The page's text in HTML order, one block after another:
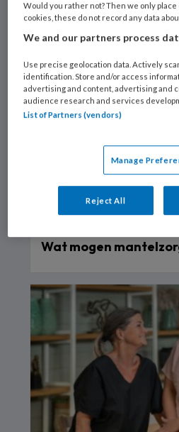
Premium
Wat mogen
Would you rather not? Then we only
cookies, these do not record any data
We and our partners process
Use precise geolocation data. Actively
identification. Store and/or access
advertising and content, advertising and
audience research and services
List of Partners (vendors)
Manage
Reject All